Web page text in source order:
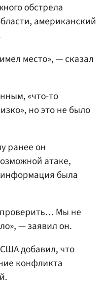
обстрела
американский
место», — сказал
«что-то
но это не было
ранее он
атаке,
информация была
проверить… Мы не
— заявил он.
добавил, что
конфликта